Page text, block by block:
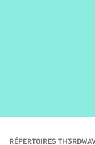
RÉPERTOIRES